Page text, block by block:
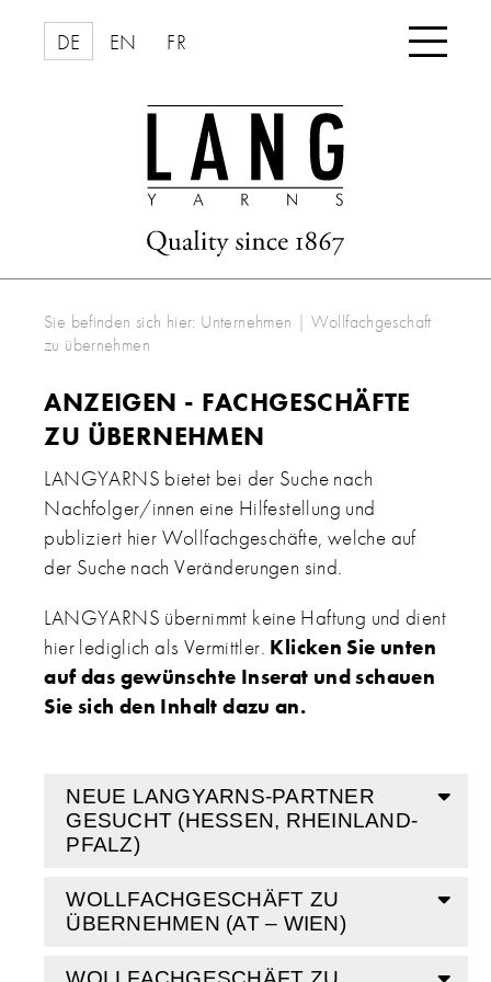
DE EN FR 
Sie befinden sich hier: Unternehmen | Wollfachgeschaft
zu übernehmen
ANZEIGEN - FACHGESCHÄFTE
ZU ÜBERNEHMEN
LANGYARNS bietet bei der Suche nach
Nachfolger/innen eine Hilfestellung und
publiziert hier Wollfachgeschäfte, welche auf
der Suche nach Veränderungen sind.
LANGYARNS übernimmt keine Haftung und dient
hier lediglich als Vermittler. Klicken Sie unten
auf das gewünschte Inserat und schauen
Sie sich den Inhalt dazu an.
NEUE LANGYARNS-PARTNER
GESUCHT (HESSEN, RHEINLAND-
PFALZ)
Neue LANGYARNS-Partner gesucht
(Hessen, Rheinland-Pfalz)
WOLLFACHGESCHÄFT ZU
ÜBERNEHMEN (AT – WIEN)